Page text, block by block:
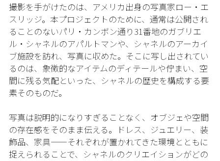
撮影を手がけたのは、アメリカ出身の写真家ロー・エ
スリッジ。本プロジェクトのために、通常は公開され
ることのないパリ・カンボン通り31番地のガブリエ
ル・シャネルのアパルトマンや、シャネルのアーカイ
ブ施設を訪れ、写真に収めた。そこに写し出されてい
るのは、象徴的なアイテムのディテールや佇まい、空
間に残る気配といった、シャネルの歴史を構成する要
素そのものだ。
写真は説明的になりすぎることなく、オブジェや空間
の存在感をそのまま伝える。ドレス、ジュエリー、装
飾品、家具——それぞれが置かれてきた環境とともに
捉えられることで、シャネルのクリエイションがどの